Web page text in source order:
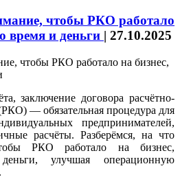
чтобы РКО работало
время и деньги | 27.10.2025
заключение договора расчётно-
— обязательная процедура для
предпринимателей,
расчёты. Разберёмся, на что
РКО работало на бизнес,
улучшая операционную